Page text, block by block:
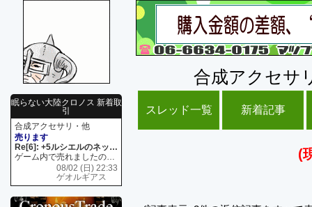
眠らない大陸クロノス 新着取
引
合成アクセサリ・他
売ります
Re[6]: +5ルシエルのネックレス
ゲーム内で売れましたので 在庫がネク1 リング4 となります リングのお値段は80G といたします
08/02 (日) 22:33
ゲオルギアス
合成アクセサ
スレッド一覧 新着記事
(